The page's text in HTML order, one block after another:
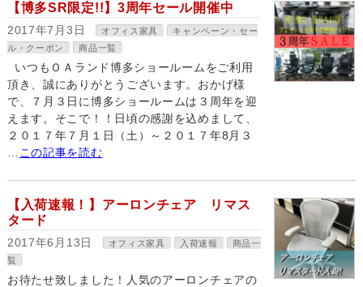
【博多SR限定!!】3周年セール開催中
2017年7月3日 オフィス家具
キャンペーン・セー
ル・クーポン
商品一覧
いつもＯＡランド博多ショールームをご利用
頂き、誠にありがとうございます。おかげ様
で、７月３日に博多ショールームは３周年を迎
えます。そこで！！日頃の感謝を込めまして、
２０１７年７月１日（土）～２０１７年8月３
この記事を読む
【入荷速報！】アーロンチェア リマス
タード
2017年6月13日 オフィス家具 入荷速報
商品一
覧
お待たせ致しました！人気のアーロンチェアの